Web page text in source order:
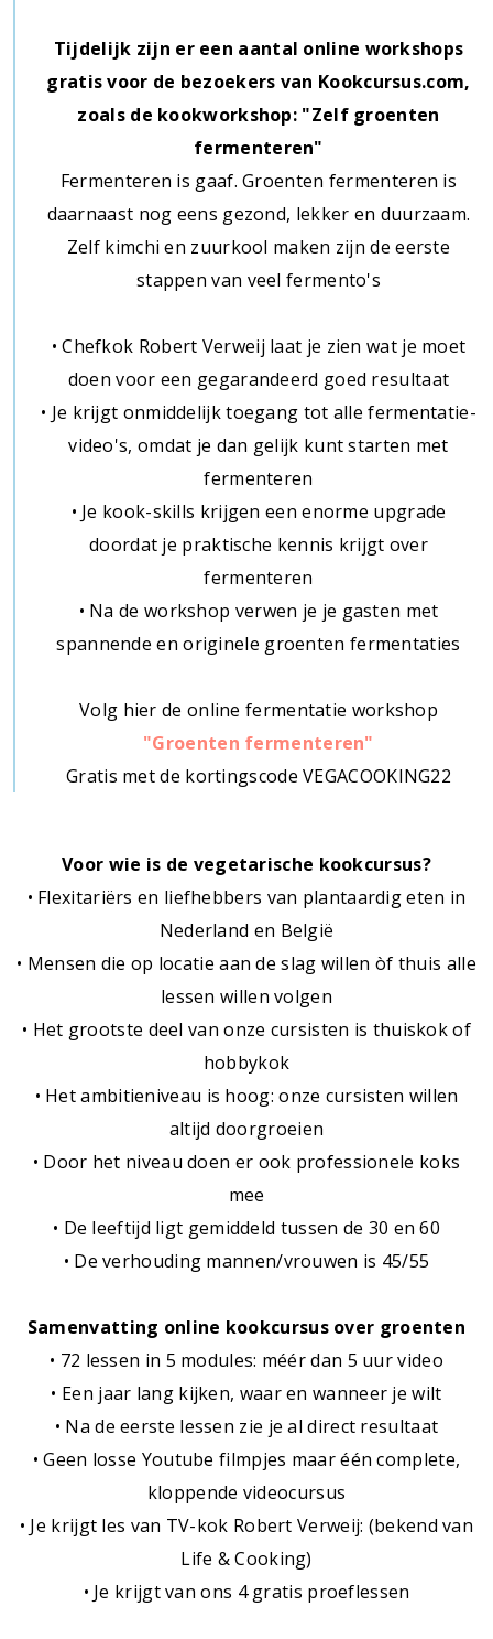
Tijdelijk zijn er een aantal online workshops
gratis voor de bezoekers van Kookcursus.com,
zoals de kookworkshop: "Zelf groenten
fermenteren"
Fermenteren is gaaf. Groenten fermenteren is
daarnaast nog eens gezond, lekker en duurzaam.
Zelf kimchi en zuurkool maken zijn de eerste
stappen van veel fermento's
• Chefkok Robert Verweij laat je zien wat je moet
doen voor een gegarandeerd goed resultaat
• Je krijgt onmiddelijk toegang tot alle fermentatie-
video's, omdat je dan gelijk kunt starten met
fermenteren
• Je kook-skills krijgen een enorme upgrade
doordat je praktische kennis krijgt over
fermenteren
• Na de workshop verwen je je gasten met
spannende en originele groenten fermentaties
Volg hier de online fermentatie workshop
"Groenten fermenteren"
Gratis met de kortingscode VEGACOOKING22
Voor wie is de vegetarische kookcursus?
• Flexitariërs en liefhebbers van plantaardig eten in
Nederland en België
• Mensen die op locatie aan de slag willen òf thuis alle
lessen willen volgen
• Het grootste deel van onze cursisten is thuiskok of
hobbykok
• Het ambitieniveau is hoog: onze cursisten willen
altijd doorgroeien
• Door het niveau doen er ook professionele koks
mee
• De leeftijd ligt gemiddeld tussen de 30 en 60
• De verhouding mannen/vrouwen is 45/55
Samenvatting online kookcursus over groenten
• 72 lessen in 5 modules: méér dan 5 uur video
• Een jaar lang kijken, waar en wanneer je wilt
• Na de eerste lessen zie je al direct resultaat
• Geen losse Youtube filmpjes maar één complete,
kloppende videocursus
• Je krijgt les van TV-kok Robert Verweij: (bekend van
Life & Cooking)
• Je krijgt van ons 4 gratis proeflessen